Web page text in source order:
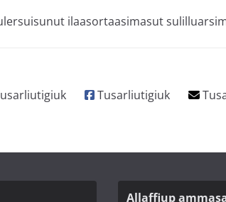
ilaasortaasimasut
Allaffiup